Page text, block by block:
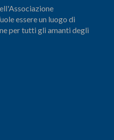
essere un luogo di
per tutti gli amanti degli